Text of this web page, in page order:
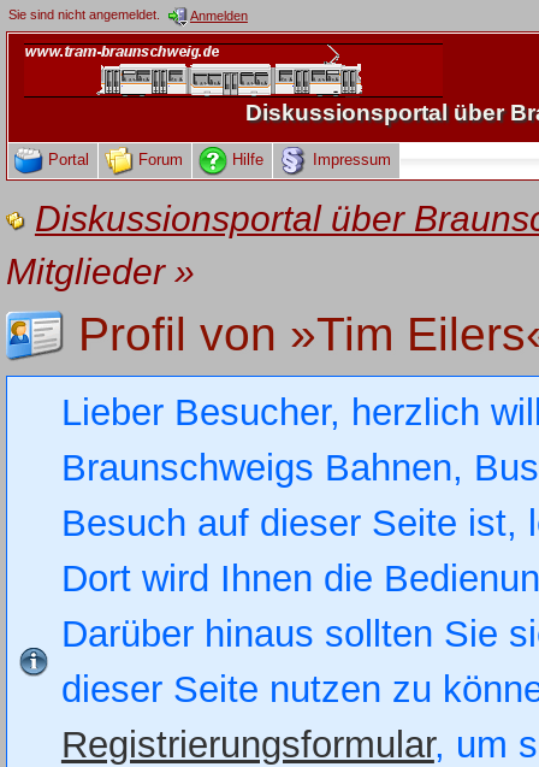
Sie sind nicht angemeldet. Anmelden
Diskussionsportal über
Portal Forum Hilfe Impressum
Diskussionsportal über
Mitglieder»
Profil von »Tim
Lieber Besucher, herzlich
Braunschweigs Bahnen,
Besuch auf dieser Seite
Dort wird Ihnen die
Darüber hinaus sollten Sie
dieser Seite nutzen zu
Registrierungsformular, um